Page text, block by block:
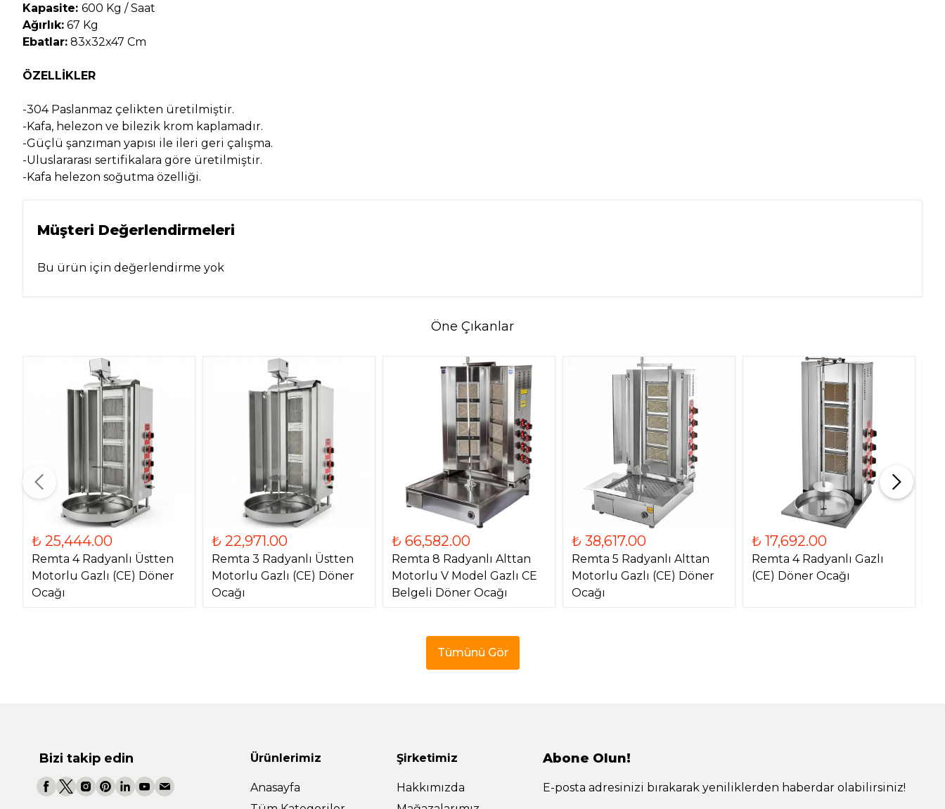
Kapasite: 600 Kg / Saat
Ağırlık: 67 Kg
Ebatlar: 83x32x47 Cm
ÖZELLİKLER
-304 Paslanmaz çelikten üretilmiştir.
-Kafa, helezon ve bilezik krom kaplamadır.
-Güçlü şanzıman yapısı ile ileri geri çalışma.
-Uluslararası sertifikalara göre üretilmiştir.
-Kafa helezon soğutma özelliği.
Müşteri Değerlendirmeleri
Bu ürün için değerlendirme yok
Öne Çıkanlar
₺ 25,444.00
Remta 4 Radyanlı Üstten
Motorlu Gazlı (CE) Döner
Ocağı
₺ 22,971.00
Remta 3 Radyanlı Üstten
Motorlu Gazlı (CE) Döner
Ocağı
₺ 66,582.00
Remta 8 Radyanlı Alttan
Motorlu V Model Gazlı CE
Belgeli Döner Ocağı
₺ 38,617.00
Remta 5 Radyanlı Alttan
Motorlu Gazlı (CE) Döner
Ocağı
₺ 17,692.00
Remta 4 Radyanlı Gazlı
(CE) Döner Ocağı
Tümünü Gör
Bizi takip edin Ürünlerimiz
Anasayfa
Şirketimiz
Hakkımızda
Abone Olun!
E-posta adresinizi bırakarak yeniliklerden haberdar olabilirsiniz!